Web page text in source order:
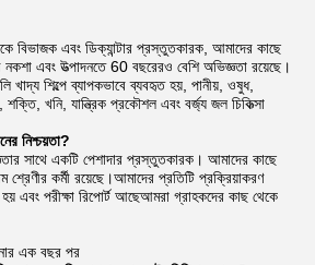
বিভাজক এবং ডিক্যান্টার প্রস্তুতকারক, আমাদের কাছে
নকশা এবং উত্পাদনতে 60 বছরেরও বেশি অভিজ্ঞতা রয়েছে।
খাদ্য শিল্পে ব্যাপকভাবে ব্যবহৃত হয়, পানীয়, ওষুধ,
শক্তি, খনি, যান্ত্রিক প্রকৌশল এবং বর্জ্য জল চিকিত্সা
নিশ্চয়তা?
সাথে একটি পেশাদার প্রস্তুতকারক। আমাদের কাছে
শ্রেণীর কর্মী রয়েছে।আমাদের প্রতিটি প্রক্রিয়াকরণ
এবং পরীক্ষা রিপোর্ট আছেআমরা গ্রাহকদের কাছ থেকে
এক বছর পর